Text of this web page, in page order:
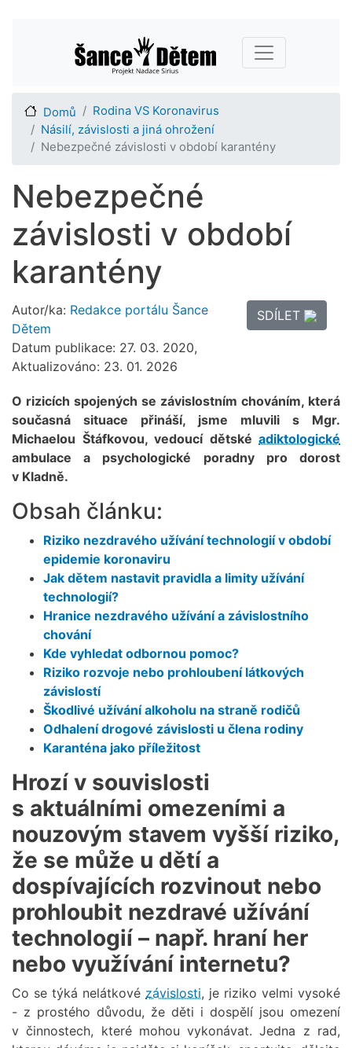
hlavnímu
obsahu
Main navigation
Domů
Rodina VS Koronavirus
Násilí, závislosti a jiná ohrožení
Nebezpečné závislosti v období karantény
Nebezpečné
závislosti v období
karantény
Autor/ka: Redakce portálu Šance
Dětem
Datum publikace: 27. 03. 2020,
Aktualizováno: 23. 01. 2026
SDÍLET
O rizicích spojených se závislostním chováním, která
současná situace přináší, jsme mluvili s Mgr.
Michaelou Štáfkovou, vedoucí dětské adiktologické
ambulace a psychologické poradny pro dorost
v Kladně.
Obsah článku:
Riziko nezdravého užívání technologií v období
epidemie koronaviru
Jak dětem nastavit pravidla a limity užívání
technologií?
Hranice nezdravého užívání a závislostního
chování
Kde vyhledat odbornou pomoc?
Riziko rozvoje nebo prohloubení látkových
závislostí
Škodlivé užívání alkoholu na straně rodičů
Odhalení drogové závislosti u člena rodiny
Karanténa jako příležitost
Hrozí v souvislosti
s aktuálními omezeními a
nouzovým stavem vyšší riziko,
že se může u dětí a
dospívajících rozvinout nebo
prohloubit nezdravé užívání
technologií – např. hraní her
nebo využívání internetu?
Co se týká nelátkové závislosti, je riziko velmi vysoké
- z prostého důvodu, že děti i dospělí jsou omezení
v činnostech, které mohou vykonávat. Jedna z rad,